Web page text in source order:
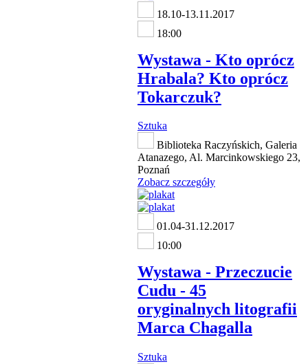
18.10-13.11.2017
18:00
Wystawa - Kto oprócz
Hrabala? Kto oprócz
Tokarczuk?
Sztuka
Biblioteka Raczyńskich, Galeria
Atanazego, Al. Marcinkowskiego 23,
Poznań
Zobacz szczegóły
01.04-31.12.2017
10:00
Wystawa - Przeczucie
Cudu - 45
oryginalnych litografii
Marca Chagalla
Sztuka